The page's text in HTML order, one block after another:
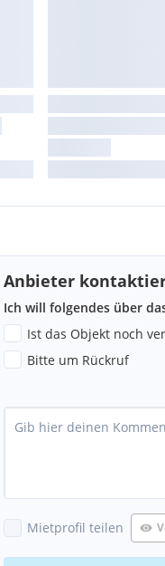
Anbieter
Ich will folgendes über
Ist das Objekt noch
Bitte um Rückruf
Mietprofil teilen